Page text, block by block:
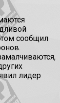
сообщил
лидер